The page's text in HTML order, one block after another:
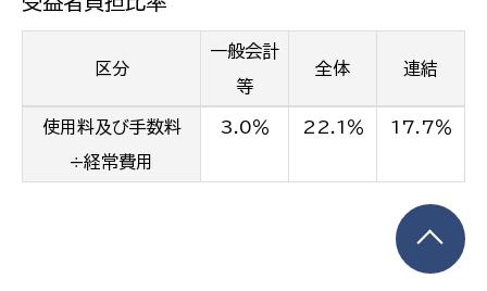
区分
一般会計
等
全体 連結
使用料及び手数料
÷経常費用
3.0％ 22.1％ 17.7％